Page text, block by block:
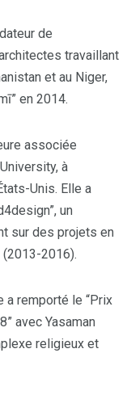
de
travaillant
et au Niger,
en 2014.
associée
à
Unis. Elle a
un
sur des projets en
(2013-2016).
a remporté le “Prix
avec Yasaman
religieux et